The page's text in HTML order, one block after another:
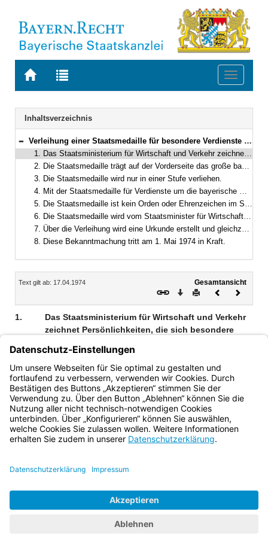
Zur
BAYERN.RECHT
Zur
letzten
Suche
Toggle
Navigation
Inhaltsverzeichnis
Bereich reduzieren
Verleihung einer Staatsmedaille für besondere Verdienste um die bayerische Wirtschaft
1. Das Staatsministerium für Wirtschaft und Verkehr zeichnet Persönlichkeiten, die sich besondere Verdienste um die bayerische Wirtschaft erworben haben, durch eine Medaille aus. Sie erhält die Bezeichnung „Staatsmedaille für besondere Verdienste um die bayerische Wirtschaft“.
2. Die Staatsmedaille trägt auf der Vorderseite das große bayerische Staatswappen mit der Umschrift „Bayerisches Staatsministerium für Wirtschaft und Verkehr“, auf der Rückseite der Inschrift „Für besondere Verdienste um die bayerische Wirtschaft“. Sie hat einen Durchmesser von 50 mm und besteht aus Feinsilber vergoldet.
3. Die Staatsmedaille wird nur in einer Stufe verliehen.
4. Mit der Staatsmedaille für Verdienste um die bayerische Wirtschaft werden jährlich bis zu 25 Persönlichkeiten ausgezeichnet.
5. Die Staatsmedaille ist kein Orden oder Ehrenzeichen im Sinne des Art. 118 Abs. 5 der Bayerischen Verfassung. Sie ist nicht zum Tragen in der Öffentlichkeit bestimmt.
6. Die Staatsmedaille wird vom Staatsminister für Wirtschaft und Verkehr verliehen. Sie geht in das Eigentum des Empfängers über.
7. Über die Verleihung wird eine Urkunde erstellt und gleichzeitig mit der Staatsmedaille ausgehändigt.
8. Diese Bekanntmachung tritt am 1. Mai 1974 in Kraft.
Inhalt
Text gilt ab: 17.04.1974
Gesamtansicht
Download
DruckenVorheriges
1.
Das Staatsministerium für Wirtschaft und Verkehr
zeichnet Persönlichkeiten, die sich besondere
haben, durch eine Medaille aus. Sie erhält die
Bezeichnung „Staatsmedaille für besondere
Verdienste um die bayerische Wirtschaft“.
Bayern.de
BayernPortal
Impressum